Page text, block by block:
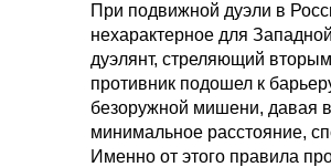
При подвижной дуэли в
нехарактерное для
дуэлянт, стреляющий
противник подошел к
безоружной мишени, давая
минимальное расстояние,
Именно от этого правила